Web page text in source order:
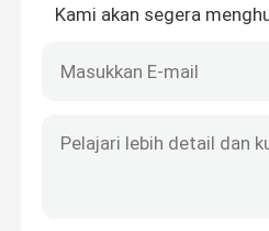
Rumah
Produk
Kami akan segera